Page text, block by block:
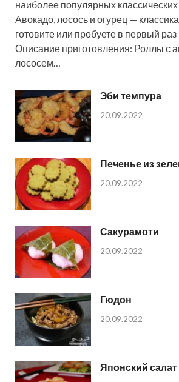
наиболее популярных
Авокадо, лосось и огурец —
готовите или пробуете в первый раз
Описание приготовления: Роллы с
лососем…
Эби темпура
20.09.2022
Печенье из
20.09.2022
Сакурамоти
20.09.2022
Гюдон
20.09.2022
Японский салат